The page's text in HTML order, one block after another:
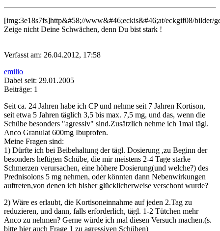
[img:3e18s7fs]http&#58;//www&#46;eckis&#46;at/eckgif08/bilder/
Zeige nicht Deine Schwächen, denn Du bist stark !
Verfasst am: 26.04.2012, 17:58
emilio
Dabei seit: 29.01.2005
Beiträge: 1
Seit ca. 24 Jahren habe ich CP und nehme seit 7 Jahren Kortison,
seit etwa 5 Jahren täglich 3,5 bis max. 7,5 mg, und das, wenn die
Schübe besonders "agressiv" sind.Zusätzlich nehme ich 1mal tägl.
Anco Granulat 600mg Ibuprofen.
Meine Fragen sind:
1) Dürfte ich bei Beibehaltung der tägl. Dosierung ,zu Beginn der
besonders heftigen Schübe, die mir meistens 2-4 Tage starke
Schmerzen verursachen, eine höhere Dosierung(und welche?) des
Prednisolons 5 mg nehmen, oder könnten dann Nebenwirkungen
auftreten,von denen ich bisher glücklicherweise verschont wurde?
2) Wäre es erlaubt, die Kortisoneinnahme auf jeden 2.Tag zu
reduzieren, und dann, falls erforderlich, tägl. 1-2 Tütchen mehr
Anco zu nehmen? Gerne würde ich mal diesen Versuch machen.(s.
bitte hier auch Frage 1 zu agressiven Schüben)